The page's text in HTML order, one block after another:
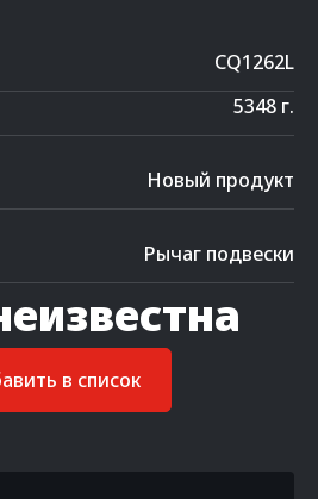
CQ1262L
5348 г.
Новый продукт
Рычаг подвески
в список